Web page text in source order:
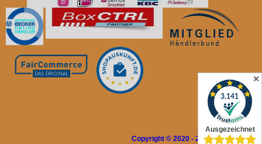
Copyright © 2020 - 2026 Rolladen
✕